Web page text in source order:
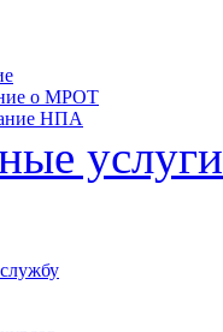
о МРОТ
НПА
услуги